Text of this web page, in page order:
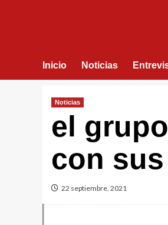
Inicio Noticias
Noticias
el
con
22 septiembre, 2021